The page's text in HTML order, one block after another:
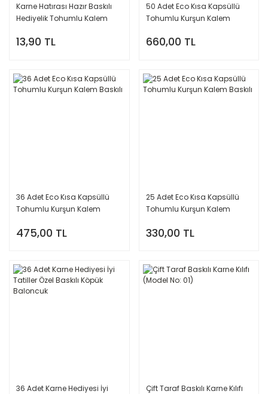
Karne Hatırası Hazır Baskılı
Hediyelik Tohumlu Kalem
13,90 TL
50 Adet Eco Kısa Kapsüllü
Tohumlu Kurşun Kalem
660,00 TL
36 Adet Eco Kısa Kapsüllü
Tohumlu Kurşun Kalem
475,00 TL
25 Adet Eco Kısa Kapsüllü
Tohumlu Kurşun Kalem
330,00 TL
36 Adet Karne Hediyesi İyi
Çift Taraf Baskılı Karne Kılıfı